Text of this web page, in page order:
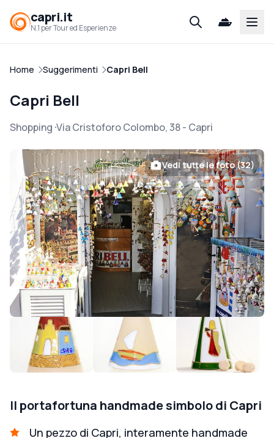
capri.it
N.1 per Tour ed Esperienze
Home Suggerimenti Capri Bell
Capri Bell
Shopping Via Cristoforo Colombo, 38- Capri
Vedi tutte le foto (32)
Il portafortuna handmade simbolo di Capri
Un pezzo di Capri, interamente handmade